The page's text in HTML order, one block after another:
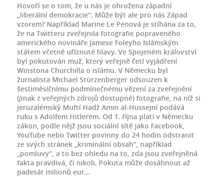
Hovoří se o tom, že u nás je ohrožena západní
„liberální demokracie“. Může být ale pro nás Západ
vzorem? Například Marine Le Penová je stíhána za to,
že na Twitteru zveřejnila fotografie popraveného
amerického novináře Jamese Foleyho Islámským
státem včetně uříznuté hlavy. Ve Spojeném království
byl pokutován muž, který veřejně četl vyjádření
Winstona Churchilla o islámu. V Německu byl
žurnalista Michael Stürzenberger odsouzen k
šestiměsíčnímu podmínečnému vězení za zveřejnění
(jinak z veřejných zdrojů dostupné) fotografie, na níž si
jeruzalémský Muftí Hadž Amin al-Hussejní podává
ruku s Adolfem Hitlerem. Od 1. října platí v Německu
zákon, podle nějž jsou sociální sítě jako Facebook,
YouTube nebo Twitter povinny do 24 hodin odstranit
ze svých stránek „kriminální obsah“, například
„pomluvy“, a to bez ohledu na to, zda jsou zveřejněná
fakta pravdivá, či nikoli. Pokuta může dosáhnout až
padesát milionů eur…